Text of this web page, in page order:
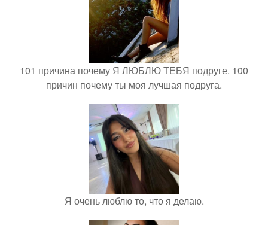
101 причина почему Я ЛЮБЛЮ ТЕБЯ подруге. 100
причин почему ты моя лучшая подруга.
Я очень люблю то, что я делаю.